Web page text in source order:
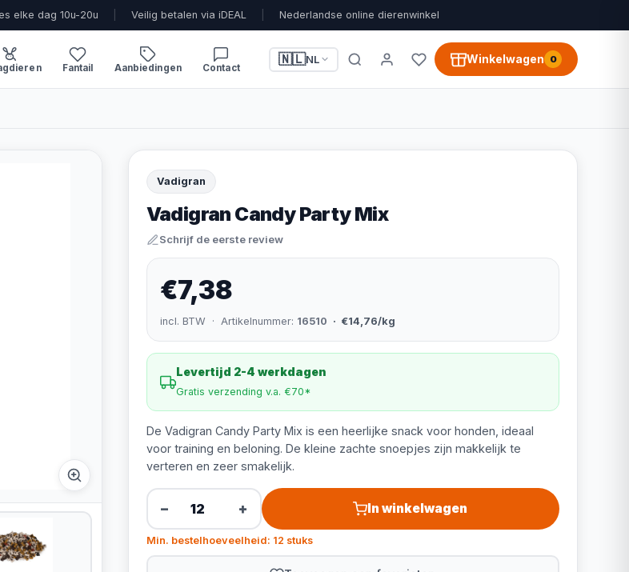
elke dag 10u-20u Veilig betalen via iDEAL Nederlandse online dierenwinkel
Fantail Aanbiedingen Contact
🇳🇱NL Winkelwagen 0
Vadigran
Vadigran Candy Party Mix
Schrijf de eerste review
€7,38
incl. BTW · Artikelnummer: 16510 · €14,76/kg
Levertijd 2-4 werkdagen
Gratis verzending v.a. €70*
De Vadigran Candy Party Mix is een heerlijke snack voor honden, ideaal
voor training en beloning. De kleine zachte snoepjes zijn makkelijk te
verteren en zeer smakelijk.
− + In winkelwagen
Min. bestelhoeveelheid: 12 stuks